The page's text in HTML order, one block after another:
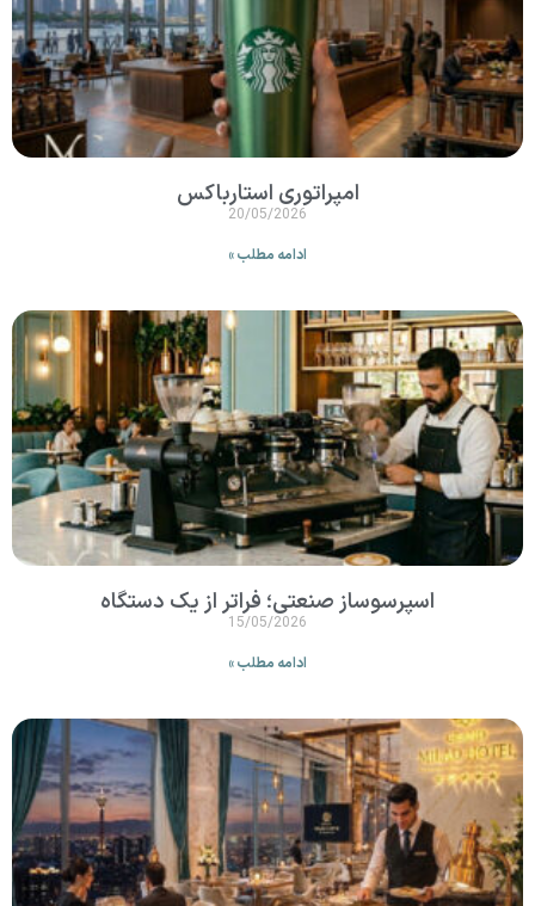
امپراتوری استارباکس
20/05/2026
ادامه مطلب »
اسپرسوساز صنعتی؛ فراتر از یک دستگاه
15/05/2026
ادامه مطلب »